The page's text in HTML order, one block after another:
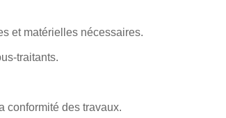
et matérielles nécessaires.
traitants.
conformité des travaux.